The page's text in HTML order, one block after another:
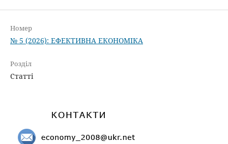
Номер
№ 5 (2026): ЕФЕКТИВНА ЕКОНОМІКА
Розділ
Статті